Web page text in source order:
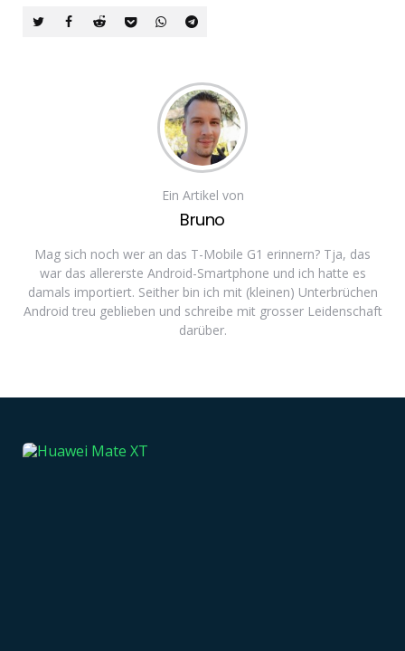
Ein Artikel von
Bruno
Mag sich noch wer an das T-Mobile G1 erinnern? Tja, das
war das allererste Android-Smartphone und ich hatte es
damals importiert. Seither bin ich mit (kleinen) Unterbrüchen
Android treu geblieben und schreibe mit grosser Leidenschaft
darüber.